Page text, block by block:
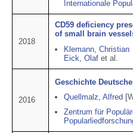
Internationale
2018
CD59 deficiency
of small brain
Klemann, Christian
Eick, Olaf et al.
2016
Geschichte
Quellmalz, Alfred
Zentrum für